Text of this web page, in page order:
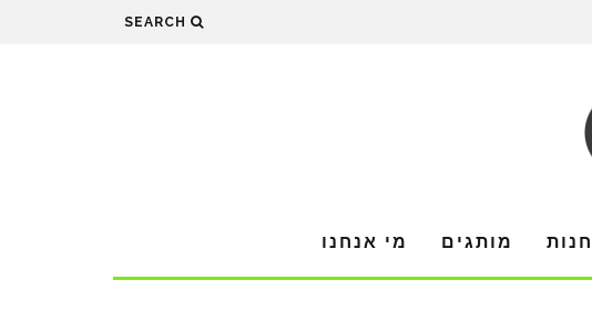
SEARCH
חנות מותגים מי אנחנו